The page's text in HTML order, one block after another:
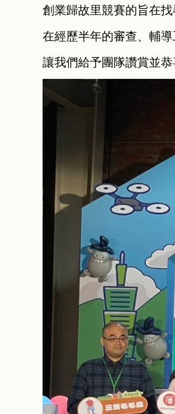
創業歸故里競賽的旨在
在經歷半年的審查、輔
讓我們給予團隊讚賞並